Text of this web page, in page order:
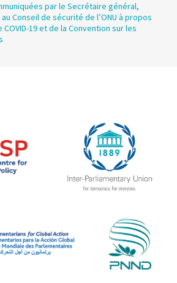
par le Secrétaire général,
Conseil de sécurité de l’ONU à propos
19 et de la Convention sur les